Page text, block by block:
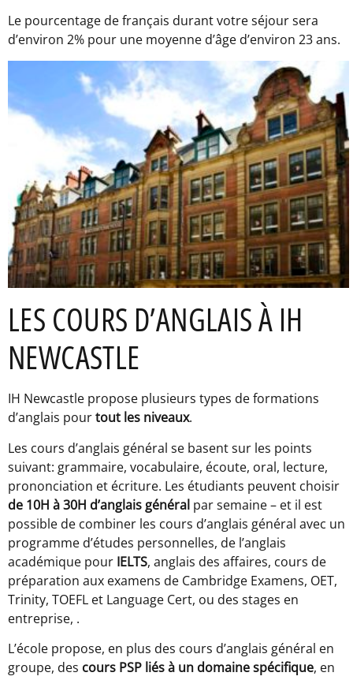
Le pourcentage de français durant votre séjour sera
d’environ 2% pour une moyenne d’âge d’environ 23 ans.
LES COURS D’ANGLAIS À IH
NEWCASTLE
IH Newcastle propose plusieurs types de formations
d’anglais pourtout les niveaux.
Les cours d’anglais général se basent sur les points
suivant: grammaire, vocabulaire, écoute, oral, lecture,
prononciation et écriture. Les étudiants peuvent choisir
de 10H à 30H d’anglais général par semaine – et il est
possible de combiner les cours d’anglais général avec un
programme d’études personnelles, de l’anglais
académique pour IELTS, anglais des affaires, cours de
préparation aux examens de Cambridge Examens, OET,
Trinity, TOEFL et Language Cert, ou des stages en
entreprise, .
L’école propose, en plus des cours d’anglais général en
groupe, des cours PSP liés à un domaine spécifique, en